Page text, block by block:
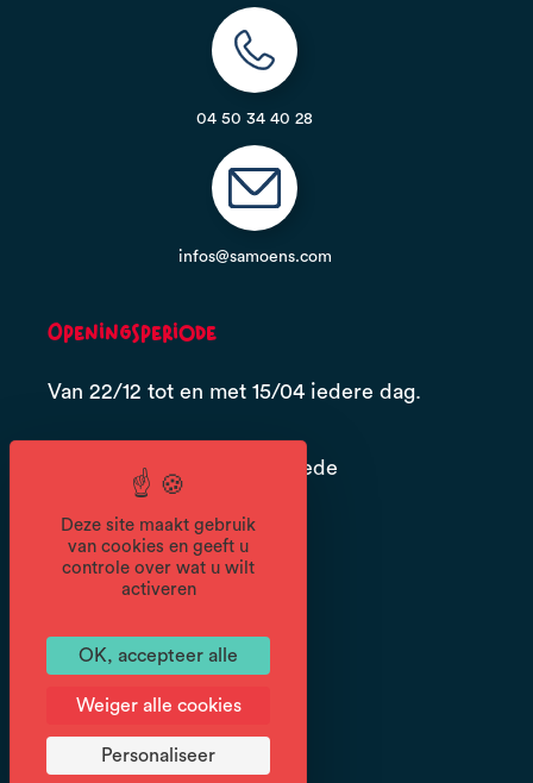
04 50 34 40 28
infos@samoens.com
Openingsperiode
Van 22/12 tot en met 15/04 iedere dag.
Onder voorbehoud van goede
weersomstandigheden.
Afstand : 7km
Duur : 3h30
Hoogte verschil : 300m
Deze site maakt gebruik
van cookies en geeft u
controle over wat u wilt
activeren
OK, accepteer alle
Weiger alle cookies
Personaliseer